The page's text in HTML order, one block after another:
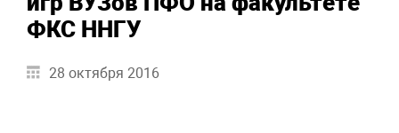
ФКС ННГУ
28 октября 2016